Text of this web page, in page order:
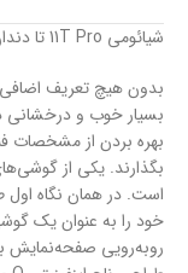
شیائومی 11T Pro تا دندان مسلح
بدون هیچ تعریف اضافی
بسیار خوب و
بهره بردن از مشخصات
خود را به عنوان یک
رو‌به‌رویی صفحه‌نمایش